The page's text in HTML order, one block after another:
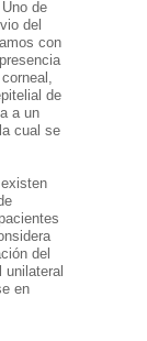
de
del
con
de
a un
cual se
del
unilateral
en